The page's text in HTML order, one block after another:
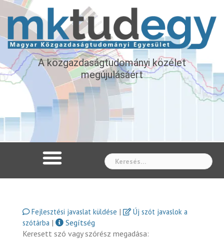
A közgazdaságtudományi közélet
megújulásáért
Fejlesztési javaslat küldése |
Új szót javaslok a
szótárba |
Segítség
Keresett szó vagy szórész megadása: